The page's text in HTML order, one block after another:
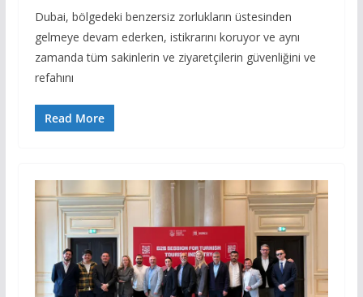
Dubai, bölgedeki benzersiz zorlukların üstesinden
gelmeye devam ederken, istikrarını koruyor ve aynı
zamanda tüm sakinlerin ve ziyaretçilerin güvenliğini ve
refahını
Read More